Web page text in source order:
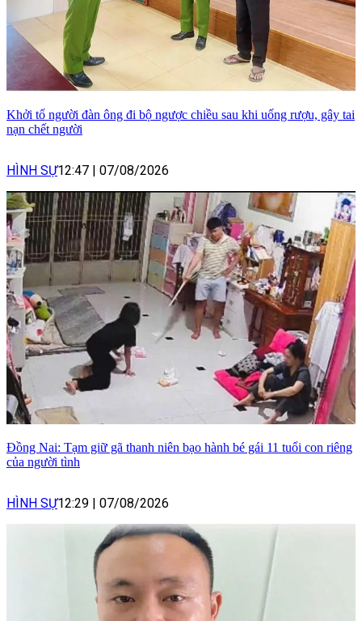
Khởi tố người đàn ông đi bộ ngược chiều sau khi uống rượu, gây tai
nạn chết người
HÌNH SỰ12:47 | 07/08/2026
Đồng Nai: Tạm giữ gã thanh niên bạo hành bé gái 11 tuổi con riêng
của người tình
HÌNH SỰ12:29 | 07/08/2026